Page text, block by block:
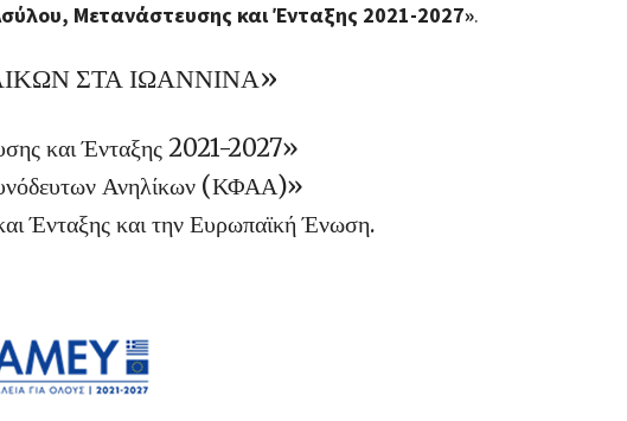
Μετανάστευσης και Ένταξης 2021-2027».
ΣΤΑ ΙΩΑΝΝΙΝΑ»
και Ένταξης 2021-2027»
Ανηλίκων (ΚΦΑΑ)»
Ένταξης και την Ευρωπαϊκή Ένωση.